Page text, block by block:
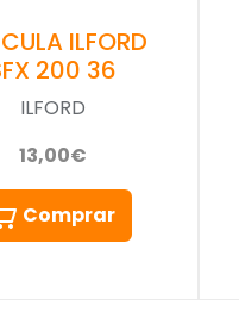
ILFORD
200 36
ILFORD
13,00€
Comprar